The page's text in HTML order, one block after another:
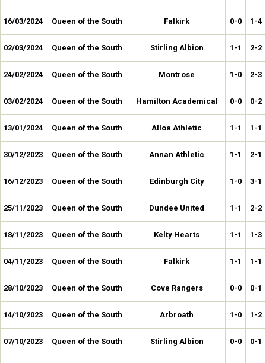
16/03/2024 Queen of the South Falkirk 0-0 1-4
02/03/2024 Queen of the South Stirling Albion 1-1 2-2
24/02/2024 Queen of the South Montrose 1-0 2-3
03/02/2024 Queen of the South Hamilton Academical 0-0 0-2
13/01/2024 Queen of the South Alloa Athletic 1-1 1-1
30/12/2023 Queen of the South Annan Athletic 1-1 2-1
16/12/2023 Queen of the South Edinburgh City 1-0 3-1
25/11/2023 Queen of the South Dundee United 1-1 2-2
18/11/2023 Queen of the South Kelty Hearts 1-1 1-3
04/11/2023 Queen of the South Falkirk 1-1 1-1
28/10/2023 Queen of the South Cove Rangers 0-0 0-1
14/10/2023 Queen of the South Arbroath 1-0 1-2
07/10/2023 Queen of the South Stirling Albion 0-0 0-1